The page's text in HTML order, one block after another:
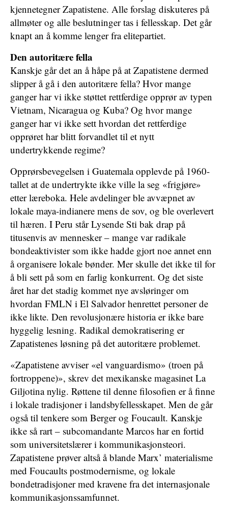
kjennetegner Zapatistene. Alle forslag diskuteres på
allmøter og alle beslutninger tas i fellesskap. Det går
knapt an å komme lenger fra elitepartiet.
Den autoritære fella
Kanskje går det an å håpe på at Zapatistene dermed
slipper å gå i den autoritære fella? Hvor mange
ganger har vi ikke støttet rettferdige opprør av typen
Vietnam, Nicaragua og Kuba? Og hvor mange
ganger har vi ikke sett hvordan det rettferdige
opprøret har blitt forvandlet til et nytt
undertrykkende regime?
Opprørsbevegelsen i Guatemala opplevde på 1960-
tallet at de undertrykte ikke ville la seg «frigjøre»
etter læreboka. Hele avdelinger ble avvæpnet av
lokale maya-indianere mens de sov, og ble overlevert
til hæren. I Peru står Lysende Sti bak drap på
titusenvis av mennesker – mange var radikale
bondeaktivister som ikke hadde gjort noe annet enn
å organisere lokale bønder. Mer skulle det ikke til for
å bli sett på som en farlig konkurrent. Og det siste
året har det stadig kommet nye avsløringer om
hvordan FMLN i El Salvador henrettet personer de
ikke likte. Den revolusjonære historia er ikke bare
hyggelig lesning. Radikal demokratisering er
Zapatistenes løsning på det autoritære problemet.
«Zapatistene avviser «el vanguardismo» (troen på
fortroppene)», skrev det mexikanske magasinet La
Giljotina nylig. Røttene til denne filosofien er å finne
i lokale tradisjoner i landsbyfellesskapet. Men de går
også til tenkere som Berger og Foucault. Kanskje
ikke så rart – subcomandante Marcos har en fortid
som universitetslærer i kommunikasjonsteori.
Zapatistene prøver altså å blande Marx’ materialisme
med Foucaults postmodernisme, og lokale
bondetradisjoner med kravene fra det internasjonale
kommunikasjonssamfunnet.